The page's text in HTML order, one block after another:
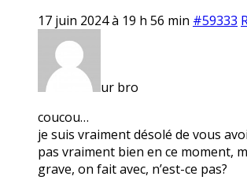
17 juin 2024 à 19 h 56 min #59333
ur bro
coucou…
je suis vraiment désolé de vous
pas vraiment bien en ce moment,
grave, on fait avec, n’est-ce pas?